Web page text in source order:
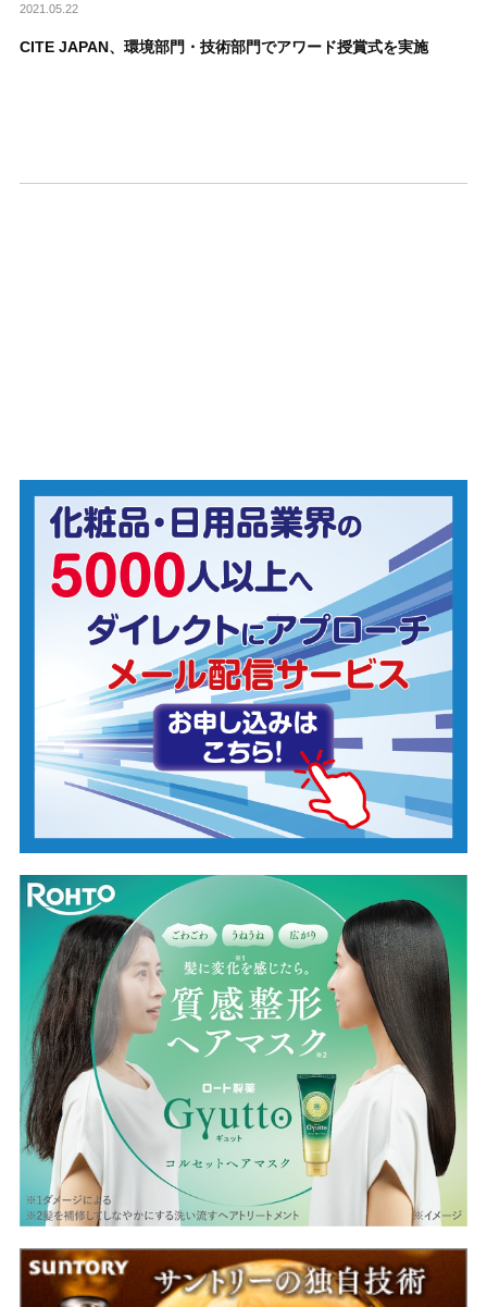
2021.05.22
CITE JAPAN、環境部門・技術部門でアワード授賞式を実施